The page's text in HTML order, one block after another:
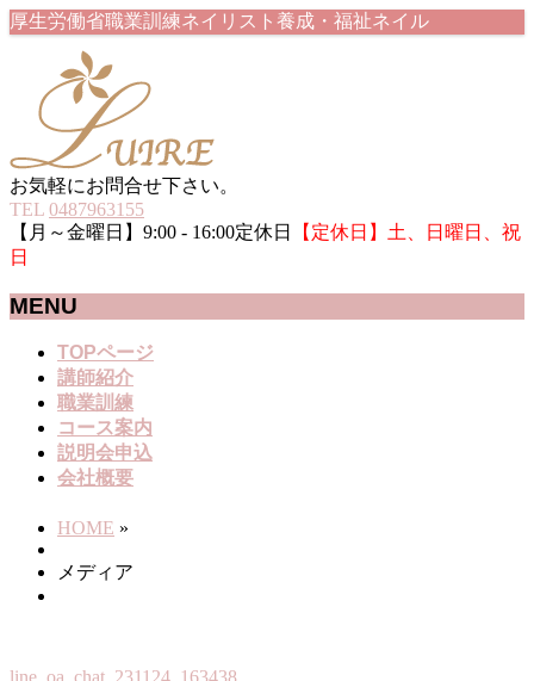
厚生労働省職業訓練ネイリスト養成・福祉ネイル
お気軽にお問合せ下さい。
TEL 0487963155
【月～金曜日】9:00 - 16:00定休日
【定休日】土、日曜日、祝
日
MENU
TOPページ
講師紹介
職業訓練
コース案内
説明会申込
会社概要
HOME »
メディア
line_oa_chat_231124_163438